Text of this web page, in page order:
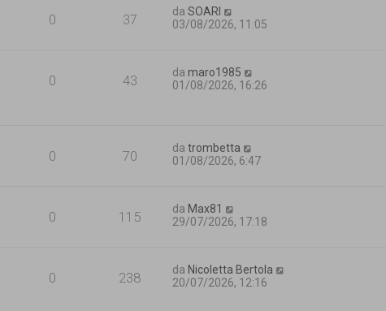
0 37 daSOARI
03/08/2026, 11:05
0 43 da maro1985
01/08/2026, 16:26
0 70 datrombetta
01/08/2026, 6:47
0 115 da Max81
29/07/2026, 17:18
0 238 da Nicoletta Bertola
20/07/2026, 12:16